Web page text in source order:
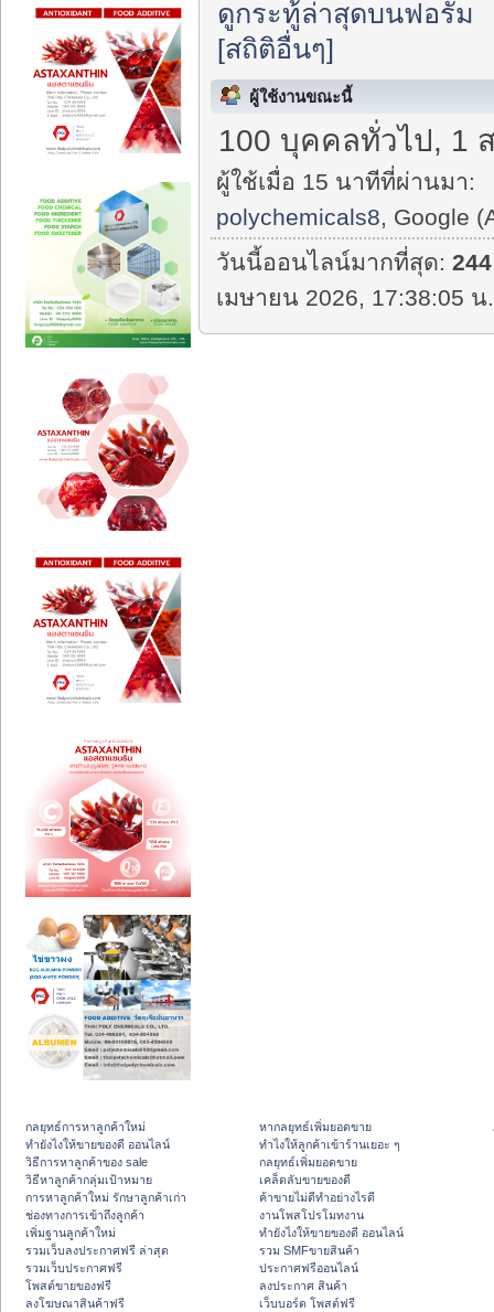
ดูกระทู้ล่าสุดบนฟอรั่ม
[สถิติอื่นๆ]
ผู้ใช้งานขณะนี้
100 บุคคลทั่วไป, 1
ผู้ใช้เมื่อ 15 นาทีที่ผ่านมา:
polychemicals8, Google
วันนี้ออนไลน์มากที่สุด:244
เมษายน 2026, 17:38:05 น
กลยุทธ์การหาลูกค้าใหม่
ทํายังไงให้ขายของดี ออนไลน์
วิธีการหาลูกค้าของ sale
วิธีหาลูกค้ากลุ่มเป้าหมาย
การหาลูกค้าใหม่ รักษาลูกค้าเก่า
ช่องทางการเข้าถึงลูกค้า
เพิ่มฐานลูกค้าใหม่
รวมเว็บลงประกาศฟรี ล่าสุด
รวมเว็บประกาศฟรี
โพสต์ขายของฟรี
ลงโฆษณาสินค้าฟรี
หากลยุทธ์เพิ่มยอดขาย
ทําไงให้ลูกค้าเข้าร้านเยอะ ๆ
กลยุทธ์เพิ่มยอดขาย
เคล็ดลับขายของดี
ค้าขายไม่ดีทำอย่างไรดี
งานโพสโปรโมทงาน
ทํายังไงให้ขายของดี ออนไลน์
รวม SMFขายสินค้า
ประกาศฟรีออนไลน์
ลงประกาศ สินค้า
เว็บบอร์ด โพสต์ฟรี